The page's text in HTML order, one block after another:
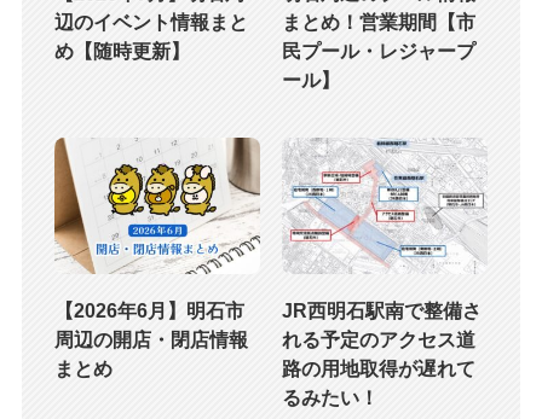
辺のイベント情報まと
め【随時更新】
まとめ！営業期間【市
民プール・レジャープ
ール】
【2026年6月】明石市
周辺の開店・閉店情報
まとめ
JR西明石駅南で整備さ
れる予定のアクセス道
路の用地取得が遅れて
るみたい！